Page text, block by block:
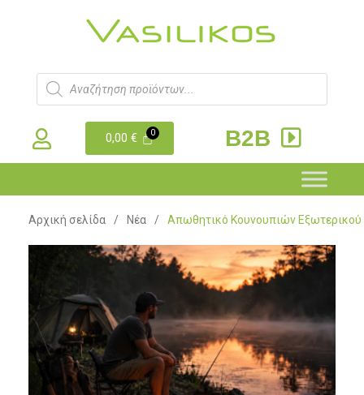
0,00€ B2B
Αρχική σελίδα / Νέα / Απωθητικό Κουνουπιών Εξωτερικού